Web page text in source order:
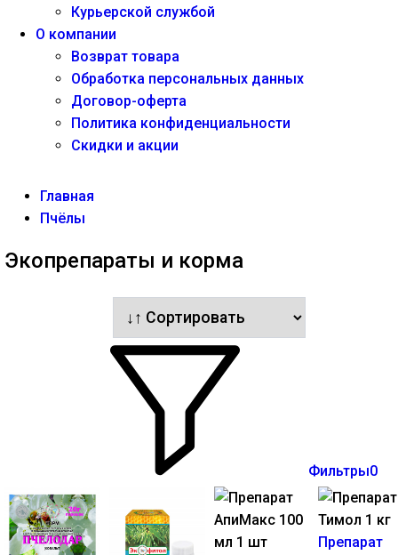
Курьерской службой
О компании
Возврат товара
Обработка персональных данных
Договор-оферта
Политика конфиденциальности
Скидки и акции
Главная
Пчёлы
Экопрепараты и корма
Фильтры0
Препарат